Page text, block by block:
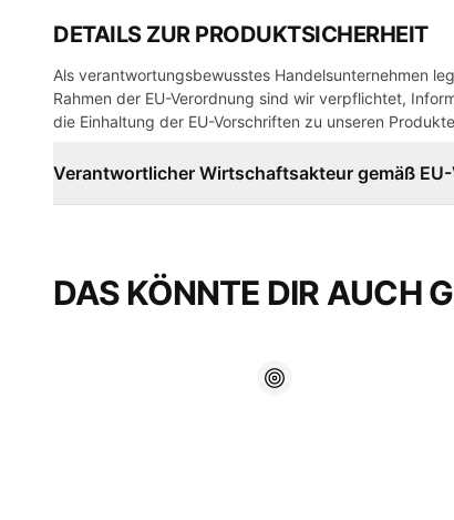
DETAILS ZUR PRODUKTSICHERHEIT
Als verantwortungsbewusstes Handelsunternehmen
Rahmen der EU-Verordnung sind wir verpflichtet,
die Einhaltung der EU-Vorschriften zu unseren
Verantwortlicher Wirtschaftsakteur gemäß
DAS KÖNNTE DIR AUCH